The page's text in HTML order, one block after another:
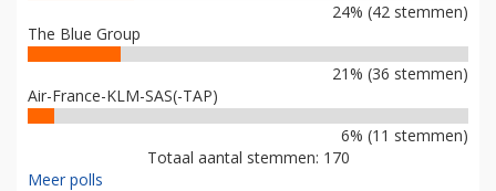
24% (42 stemmen)
The Blue Group
21% (36 stemmen)
Air-France-KLM-SAS(-TAP)
6% (11 stemmen)
Totaal aantal stemmen: 170
Meer polls